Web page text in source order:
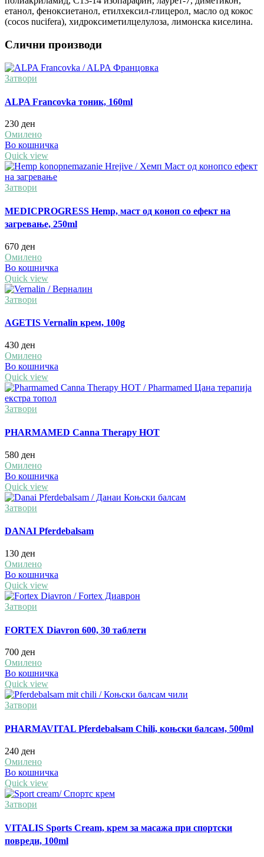
етанол, феноксиетанол, етилхексил-глицерол, масло од кокос
(cocos nucifera), хидроксиметилцелулоза, лимонска киселина.
Слични производи
Затвори
ALPA Francovka тоник, 160ml
230 ден
Омилено
Во кошничка
Quick view
Затвори
MEDICPROGRESS Hemp, маст од коноп со ефект на
загревање, 250ml
670 ден
Омилено
Во кошничка
Quick view
Затвори
AGETIS Vernalin крем, 100g
430 ден
Омилено
Во кошничка
Quick view
Затвори
PHARMAMED Canna Therapy HOT
580 ден
Омилено
Во кошничка
Quick view
Затвори
DANAI Pferdebalsam
130 ден
Омилено
Во кошничка
Quick view
Затвори
FORTEX Diavron 600, 30 таблети
700 ден
Омилено
Во кошничка
Quick view
Затвори
PHARMAVITAL Pferdebalsam Chili, коњски балсам, 500ml
240 ден
Омилено
Во кошничка
Quick view
Затвори
VITALIS Sports Cream, крем за масажа при спортски
повреди, 100ml